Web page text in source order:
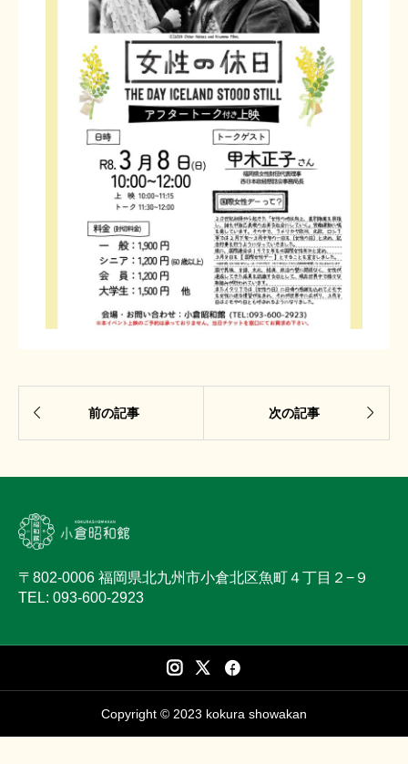
 前の記事 次の記事 
〒802-0006 福岡県北九州市小倉北区魚町４丁目２−９
TEL: 093-600-2923
Copyright © 2023 kokura showakan